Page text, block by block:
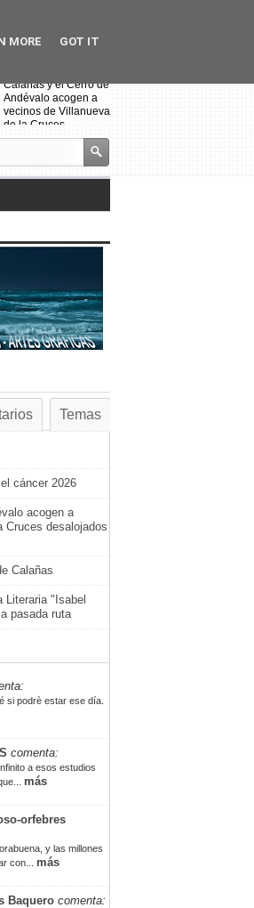
Calañas y el Cerro de
Andévalo acogen a
vecinos de Villanueva
de la Cruces
desalojados por el
Noche Blanca en
escuela de baile
Temas
cáncer 2026
acogen a
Cruces desalojados
Calañas
Literaria "Isabel
pasada ruta
si podrè estar ese día.
comenta:
a esos estudios
más
orfebres
y las millones
con... más
Baquero comenta:
MORE GOT IT